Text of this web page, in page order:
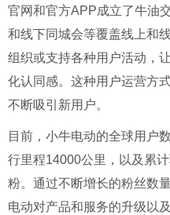
官网和官方APP成立了牛油
和线下同城会等覆盖线上和
组织或支持各种用户活动，
化认同感。这种用户运营方
不断吸引新用户。
目前，小牛电动的全球用户
行里程14000公里，以及累
粉。通过不断增长的粉丝数
电动对产品和服务的升级以